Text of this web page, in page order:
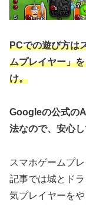
PCでの遊び方は
ムプレイヤー」
け。
Googleの公式の
法なので、安心し
スマホゲームプ
記事では城とド
気プレイヤーを